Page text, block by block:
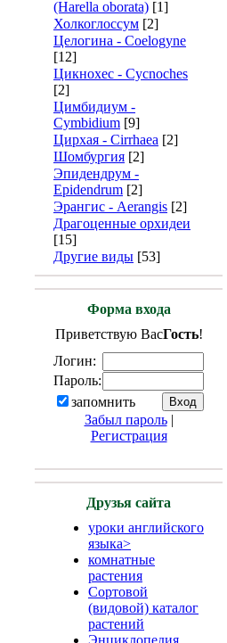
(Harella oborata) [1]
Холкоглоссум [2]
Целогина - Coelogyne
[12]
Цикнохес - Cycnoches
[2]
Цимбидиум -
Cymbidium [9]
Цирхая - Cirrhaea [2]
Шомбургия [2]
Эпидендрум -
Epidendrum [2]
Эрангис - Aerangis [2]
Драгоценные орхидеи
[15]
Другие виды [53]
Форма входа
Приветствую ВасГость!
Логин:
Пароль:
запомнить
Забыл пароль|
Регистрация
Друзья сайта
уроки английского
языкa>
комнатные
растения
Сортовой
(видовой) каталог
растений
Энциклопедия